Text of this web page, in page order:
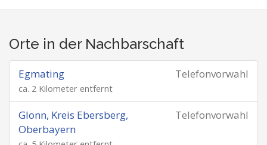
Orte in der Nachbarschaft
Telefonvorwahl
Egmating
ca. 2 Kilometer entfernt
Telefonvorwahl
Glonn, Kreis Ebersberg,
Oberbayern